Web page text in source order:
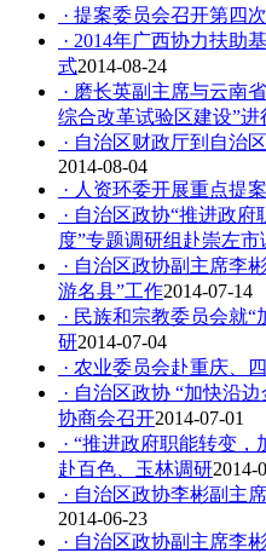
· 提案委员会召开第四
· 2014年广西协力扶助
式2014-08-24
· 磨长英副主席与云南
综合改革试验区建设”进
· 自治区财政厅到自治
2014-08-04
· 人资环委开展重点提
· 自治区政协“推进政
度”专题调研组赴崇左市
· 自治区政协副主席李
游名县”工作2014-07-14
· 民族和宗教委员会就
研2014-07-04
· 农业委员会赴重庆、
· 自治区政协 “加快沿
协商会召开2014-07-01
· “推进政府职能转变
赴百色、玉林调研2014-
· 自治区政协李彬副主
2014-06-23
· 自治区政协副主席李